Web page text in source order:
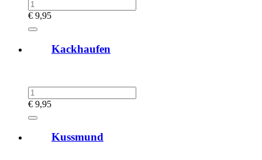
€ 9,95
Kackhaufen
€ 9,95
Kussmund